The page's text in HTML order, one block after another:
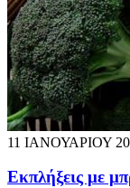
11 ΙΑΝΟΥΑΡΙΟΥ
Εκπλήξεις με